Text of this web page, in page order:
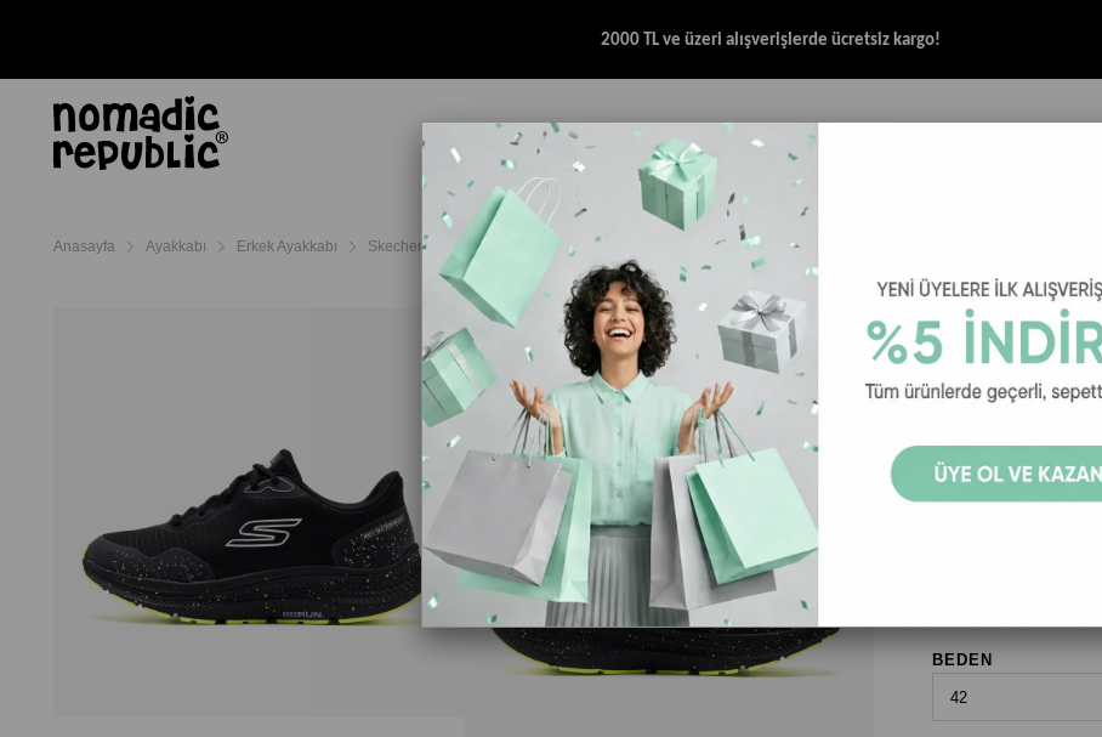
2000 TL ve üzeri alışverişlerde ücretsiz kargo!
AYAKKABI TERLİK & SANDALET AKSESUAR HALAT & İP SANDALET
Anasayfa Ayakkabı Erkek Ayakkabı Skechers Erkek Ayakkabı Skechers Go Run Consistent 2.0 - Piedmont 220874 BKLM Erkek Sneaker - Siyah
Skechers Go
220874
Skechers Go Run
BEDEN